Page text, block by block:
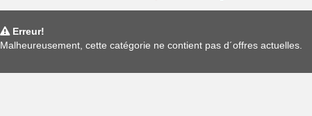
Erreur!
Malheureusement, cette catégorie ne contient pas d´offres actuelles.